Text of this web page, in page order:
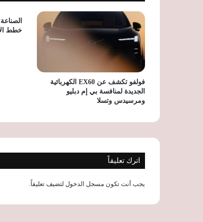
فولفو تكشف عن EX60 الكهربائية
الجديدة لمنافسة بي إم دبليو
ومرسيدس وتسلا
خطط
اترك تعليقاً
يجب أنت تكون مسجل الدخول لتضيف تعليقاً.